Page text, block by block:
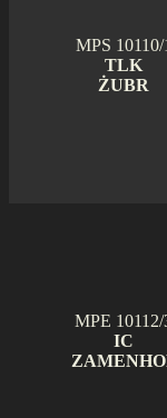
MPS 10110/
TLK
ŻUBR
MPE 10112/
IC